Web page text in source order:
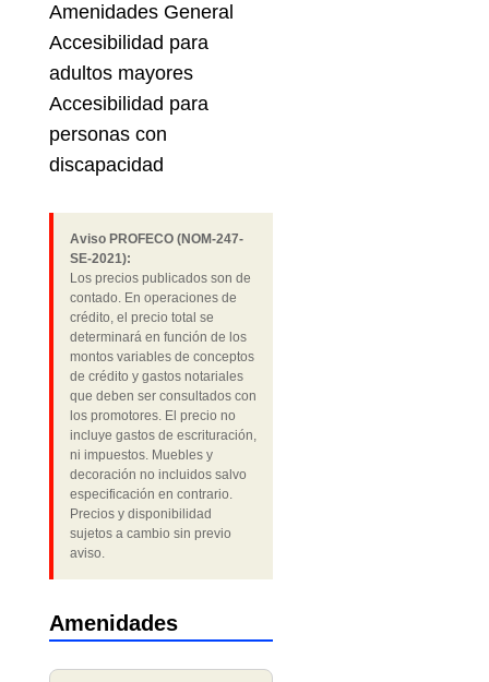
Amenidades General
Accesibilidad para
adultos mayores
Accesibilidad para
personas con
discapacidad
Aviso PROFECO (NOM-247-
SE-2021):
Los precios publicados son de
contado. En operaciones de
crédito, el precio total se
determinará en función de los
montos variables de conceptos
de crédito y gastos notariales
que deben ser consultados con
los promotores. El precio no
incluye gastos de escrituración,
ni impuestos. Muebles y
decoración no incluidos salvo
especificación en contrario.
Precios y disponibilidad
sujetos a cambio sin previo
aviso.
Amenidades